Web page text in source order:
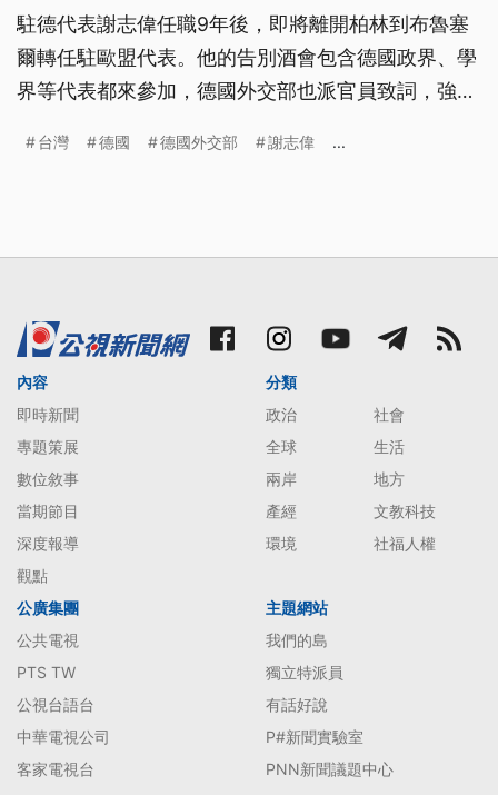
駐德代表謝志偉任職9年後，即將離開柏林到布魯塞
爾轉任駐歐盟代表。他的告別酒會包含德國政界、學
界等代表都來參加，德國外交部也派官員致詞，強調
台灣 德國 德國外交部 謝志偉 ...
內容
即時新聞
專題策展
數位敘事
當期節目
深度報導
觀點
分類
政治
社會
全球
生活
兩岸
地方
產經
文教科技
環境
社福人權
公廣集團
公共電視
PTS TW
公視台語台
中華電視公司
客家電視台
主題網站
我們的島
獨立特派員
有話好說
P#新聞實驗室
PNN新聞議題中心